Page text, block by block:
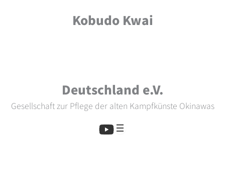
Kobudo Kwai
Deutschland e.V.
Gesellschaft zur Pflege der alten Kampfkünste Okinawas